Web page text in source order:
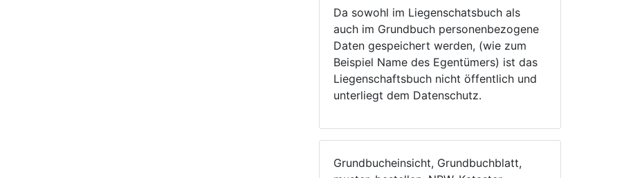
Da sowohl im Liegenschatsbuch als
auch im Grundbuch personenbezogene
Daten gespeichert werden, (wie zum
Beispiel Name des Egentümers) ist das
Liegenschaftsbuch nicht öffentlich und
unterliegt dem Datenschutz.
Grundbucheinsicht, Grundbuchblatt,